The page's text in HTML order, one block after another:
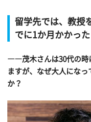
留学先では、教授
でに1か月かかった
――茂木さんは30代の時
ますが、なぜ大人にな
か？